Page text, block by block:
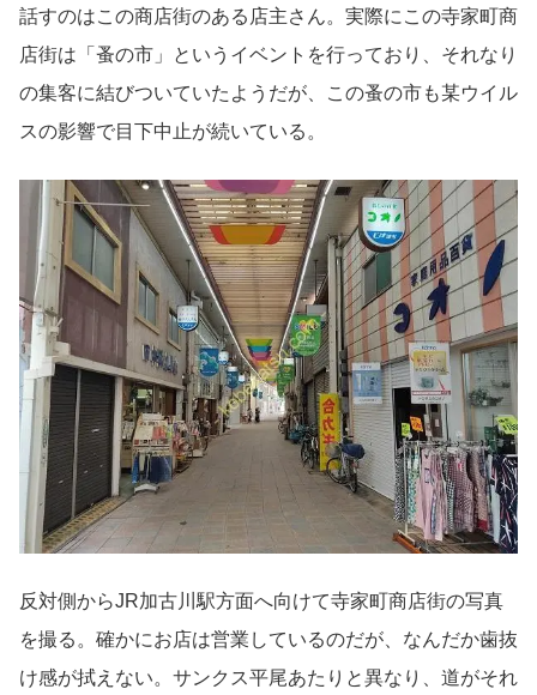
話すのはこの商店街のある店主さん。実際にこの寺家町商
店街は「蚤の市」というイベントを行っており、それなり
の集客に結びついていたようだが、この蚤の市も某ウイル
スの影響で目下中止が続いている。
反対側からJR加古川駅方面へ向けて寺家町商店街の写真
を撮る。確かにお店は営業しているのだが、なんだか歯抜
け感が拭えない。サンクス平尾あたりと異なり、道がそれ